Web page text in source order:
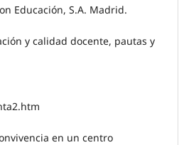
Educación, S.A. Madrid.
y calidad docente, pautas y
en un centro